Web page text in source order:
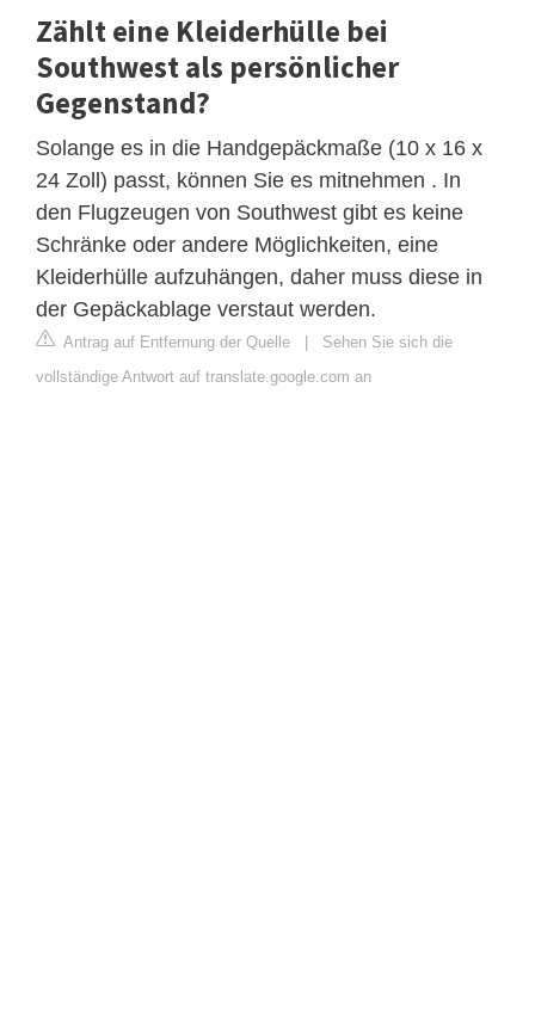
Zählt eine Kleiderhülle bei
Southwest als persönlicher
Gegenstand?
Solange es in die Handgepäckmaße (10 x 16 x
24 Zoll) passt, können Sie es mitnehmen . In
den Flugzeugen von Southwest gibt es keine
Schränke oder andere Möglichkeiten, eine
Kleiderhülle aufzuhängen, daher muss diese in
der Gepäckablage verstaut werden.
Antrag auf Entfernung der Quelle | Sehen Sie sich die
vollständige Antwort auf translate.google.com an